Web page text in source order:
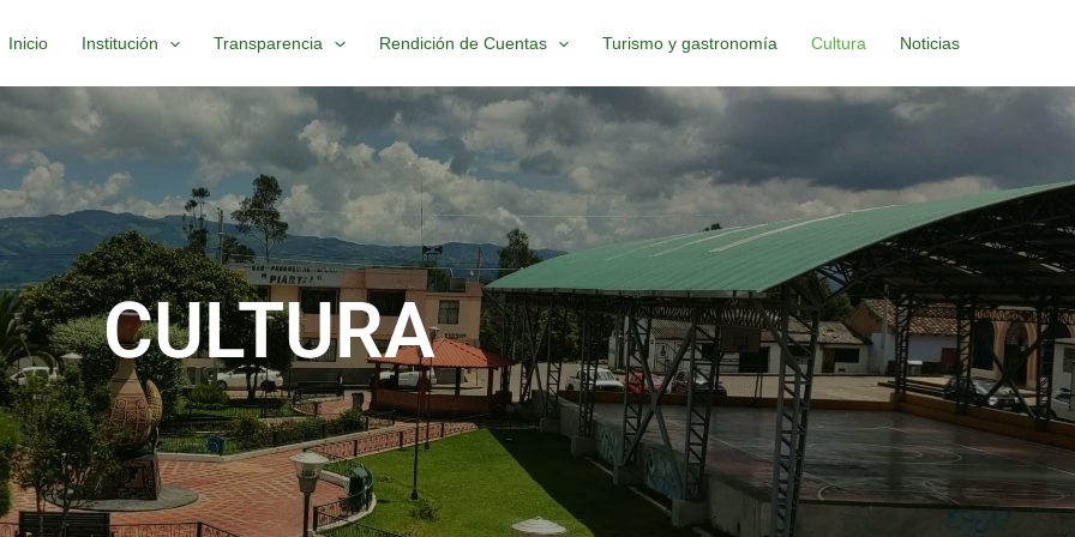
Inicio Institución Transparencia Rendición de Cuentas Turismo y gastronomía Cultura Noticias
CULTURA